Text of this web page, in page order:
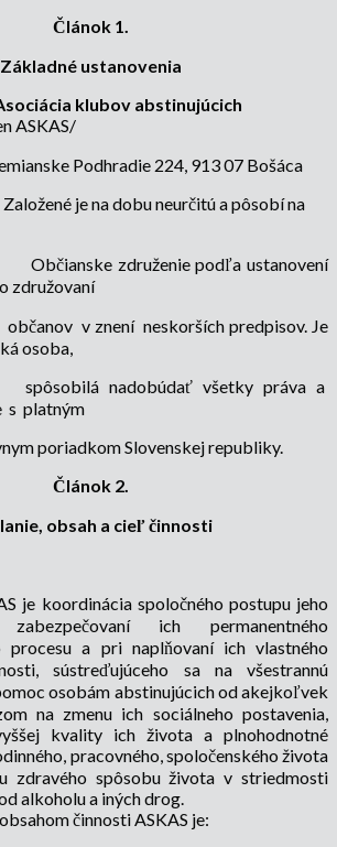
Článok 1.
Základné ustanovenia
klubov abstinujúcich
ASKAS/
Podhradie 224, 913 07 Bošáca
Založené je na dobu neurčitú a pôsobí na
Občianske združenie podľa ustanovení
združovaní
občanov v znení neskorších predpisov. Je
osoba,
spôsobilá nadobúdať všetky práva a
s platným
poriadkom Slovenskej republiky.
Článok 2.
obsah a cieľ činnosti
je koordinácia spoločného postupu jeho
ich permanentného
procesu a pri naplňovaní ich vlastného
sústreďujúceho sa na všestrannú
osobám abstinujúcich od akejkoľvek
na zmenu ich sociálneho postavenia,
kvality ich života a plnohodnotné
pracovného, spoločenského života
zdravého spôsobu života v striedmosti
alkoholu a iných drog.
činnosti ASKAS je: